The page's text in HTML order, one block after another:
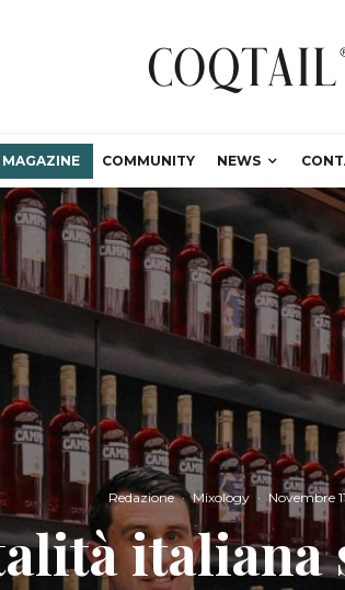
MAGAZINE COMMUNITY NEWS
Redazione · Mixology · Novembre
italiana